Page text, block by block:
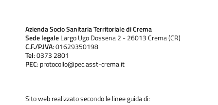
Azienda Socio Sanitaria Territoriale di Crema
Sede legaleLargo Ugo Dossena 2 - 26013 Crema (CR)
C.F./P.IVA: 01629350198
Tel: 0373 2801
PEC: protocollo@pec.asst-crema.it
Sito web realizzato secondo le linee guida di: